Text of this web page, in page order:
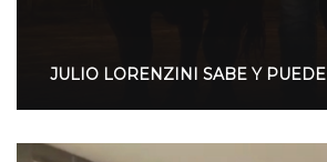
JULIO LORENZINI SABE Y PUEDE